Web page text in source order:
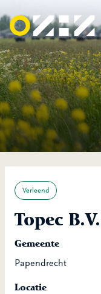
Verleend
Topec B.V.
Gemeente
Papendrecht
Locatie